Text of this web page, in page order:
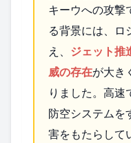
キーウへの攻撃
る背景には、ロ
え、 ジェット推
威の存在が大き
りました。高速
防空システムを
害をもたらして